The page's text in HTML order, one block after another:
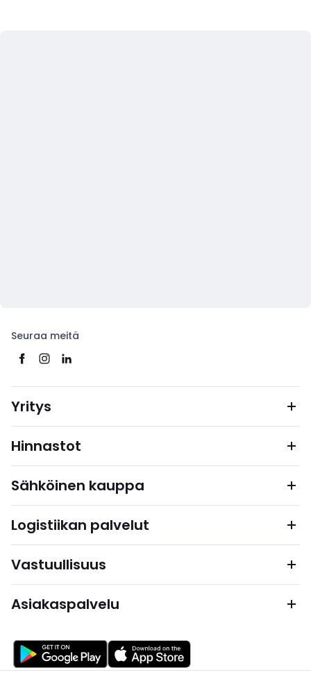
Seuraa meitä
Yritys
Hinnastot
Sähköinen kauppa
Logistiikan palvelut
Vastuullisuus
Asiakaspalvelu